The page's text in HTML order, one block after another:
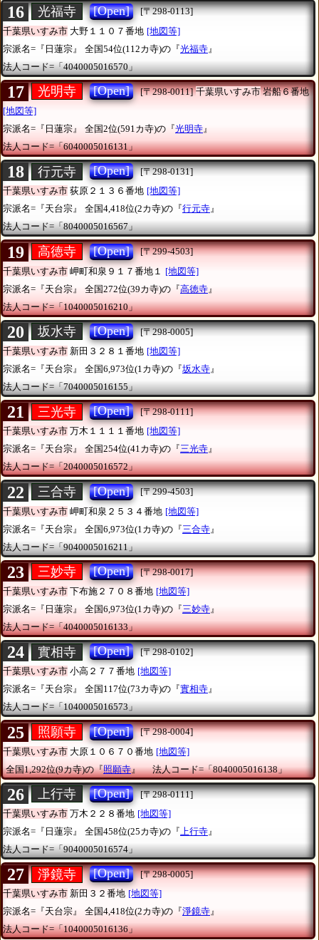
16 光福寺 [Open]
[〒298-0113]
千葉県いすみ市 大野１１０７番地 [地図等]
宗派名=『日蓮宗』
全国54位(112カ寺)の『光福寺 』
法人コード=「4040005016570」
17 光明寺 [Open] [〒298-0011] 千葉県いすみ市岩船６番地
[地図等]
宗派名=『日蓮宗』
全国2位(591カ寺)の『光明寺 』
法人コード=「6040005016131」
18 行元寺 [Open]
[〒298-0131]
千葉県いすみ市 荻原２１３６番地 [地図等]
宗派名=『天台宗』
全国4,418位(2カ寺)の『行元寺』
法人コード=「8040005016567」
19 高徳寺 [Open]
[〒299-4503]
千葉県いすみ市 岬町和泉９１７番地１
[地図等]
宗派名=『天台宗』
全国272位(39カ寺)の『高徳寺 』
法人コード=「1040005016210」
20 坂水寺 [Open]
[〒298-0005]
千葉県いすみ市 新田３２８１番地 [地図等]
宗派名=『天台宗』
全国6,973位(1カ寺)の『坂水寺 』
法人コード=「7040005016155」
21 三光寺 [Open]
[〒298-0111]
千葉県いすみ市 万木１１１１番地 [地図等]
宗派名=『天台宗』
全国254位(41カ寺)の『三光寺』
法人コード=「2040005016572」
22 三合寺 [Open]
[〒299-4503]
千葉県いすみ市 岬町和泉２５３４番地 [地図等]
宗派名=『天台宗』
全国6,973位(1カ寺)の『三合寺 』
法人コード=「9040005016211」
23 三妙寺 [Open]
[〒298-0017]
千葉県いすみ市 下布施２７０８番地 [地図等]
宗派名=『日蓮宗』
全国6,973位(1カ寺)の『三妙寺 』
法人コード=「4040005016133」
24 實相寺 [Open]
[〒298-0102]
千葉県いすみ市 小高２７７番地 [地図等]
宗派名=『天台宗』
全国117位(73カ寺)の『實相寺』
法人コード=「1040005016573」
25 照願寺 [Open]
[〒298-0004]
千葉県いすみ市 大原１０６７０番地 [地図等]
全国1,292位(9カ寺)の『照願寺』 法人コード=「8040005016138」
26 上行寺 [Open]
[〒298-0111]
千葉県いすみ市 万木２２８番地 [地図等]
宗派名=『日蓮宗』
全国458位(25カ寺)の『 上行寺 』
法人コード=「9040005016574」
27 淨鏡寺 [Open]
[〒298-0005]
千葉県いすみ市 新田３２番地 [地図等]
宗派名=『天台宗』
全国4,418位(2カ寺)の『淨鏡寺』
法人コード=「1040005016136」